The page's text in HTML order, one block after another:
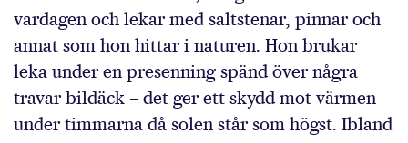
vardagen och lekar med saltstenar, pinnar och
annat som hon hittar i naturen. Hon brukar
leka under en presenning spänd över några
travar bildäck – det ger ett skydd mot värmen
under timmarna då solen står som högst. Ibland